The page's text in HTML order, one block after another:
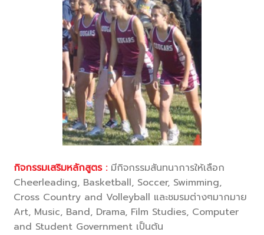
กิจกรรมเสริมหลักสูตร :มีกิจกรรมสันทนาการให้เลือก
Cheerleading, Basketball, Soccer, Swimming,
Cross Country and Volleyball และชมรมต่างๆมากมาย
Art, Music, Band, Drama, Film Studies, Computer
and Student Government เป็นต้น